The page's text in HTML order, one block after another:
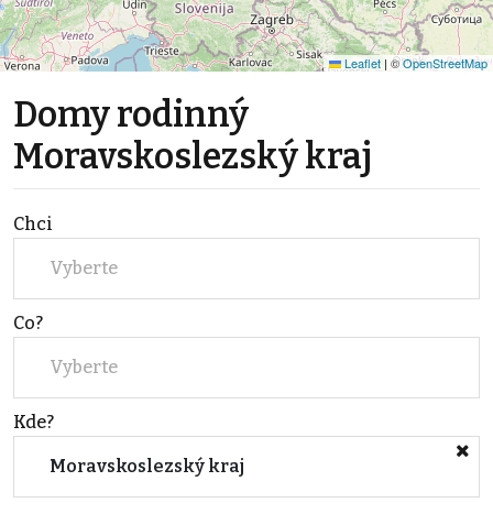
Leaflet | ©OpenStreetMap
Domy rodinný
Moravskoslezský kraj
Chci
Vyberte
Co?
Vyberte
Kde?
Moravskoslezský kraj